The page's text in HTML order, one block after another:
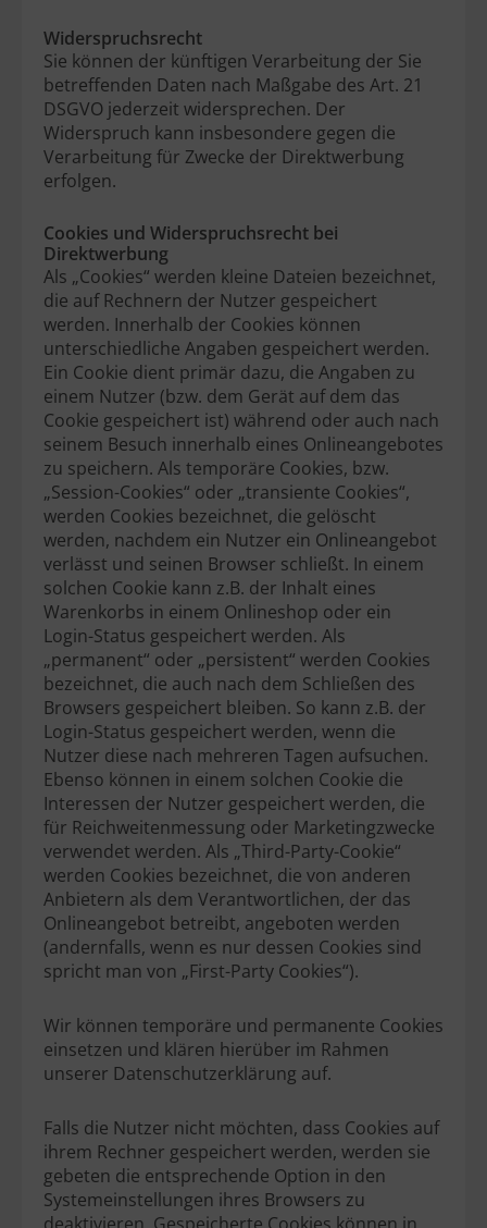
Widerspruchsrecht
Sie können der künftigen Verarbeitung der Sie
betreffenden Daten nach Maßgabe des Art. 21
DSGVO jederzeit widersprechen. Der
Widerspruch kann insbesondere gegen die
Verarbeitung für Zwecke der Direktwerbung
erfolgen.
Cookies und Widerspruchsrecht bei
Direktwerbung
Als „Cookies“ werden kleine Dateien bezeichnet,
die auf Rechnern der Nutzer gespeichert
werden. Innerhalb der Cookies können
unterschiedliche Angaben gespeichert werden.
Ein Cookie dient primär dazu, die Angaben zu
einem Nutzer (bzw. dem Gerät auf dem das
Cookie gespeichert ist) während oder auch nach
seinem Besuch innerhalb eines Onlineangebotes
zu speichern. Als temporäre Cookies, bzw.
„Session-Cookies“ oder „transiente Cookies“,
werden Cookies bezeichnet, die gelöscht
werden, nachdem ein Nutzer ein Onlineangebot
verlässt und seinen Browser schließt. In einem
solchen Cookie kann z.B. der Inhalt eines
Warenkorbs in einem Onlineshop oder ein
Login-Status gespeichert werden. Als
„permanent“ oder „persistent“ werden Cookies
bezeichnet, die auch nach dem Schließen des
Browsers gespeichert bleiben. So kann z.B. der
Login-Status gespeichert werden, wenn die
Nutzer diese nach mehreren Tagen aufsuchen.
Ebenso können in einem solchen Cookie die
Interessen der Nutzer gespeichert werden, die
für Reichweitenmessung oder Marketingzwecke
verwendet werden. Als „Third-Party-Cookie“
werden Cookies bezeichnet, die von anderen
Anbietern als dem Verantwortlichen, der das
Onlineangebot betreibt, angeboten werden
(andernfalls, wenn es nur dessen Cookies sind
spricht man von „First-Party Cookies“).
Wir können temporäre und permanente Cookies
einsetzen und klären hierüber im Rahmen
unserer Datenschutzerklärung auf.
Falls die Nutzer nicht möchten, dass Cookies auf
ihrem Rechner gespeichert werden, werden sie
gebeten die entsprechende Option in den
Systemeinstellungen ihres Browsers zu